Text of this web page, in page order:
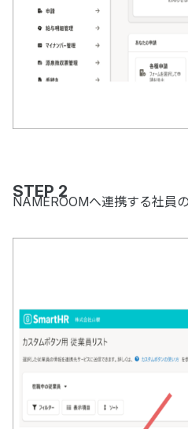
STEP 2
NAMEROOMへ連携する社員